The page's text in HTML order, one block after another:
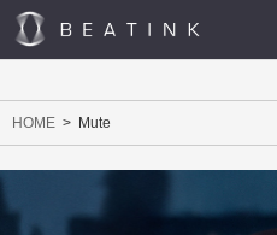
HOME Mute